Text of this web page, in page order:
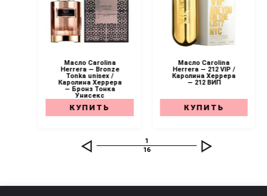
Масло Carolina
Herrera — Bronze
Tonka unisex /
Каролина Херрера
— Бронз Тонка
Унисекс
КУПИТЬ
Масло Carolina
Herrera — 212 VIP /
Каролина Херрера
— 212 ВИП
КУПИТЬ
1
16